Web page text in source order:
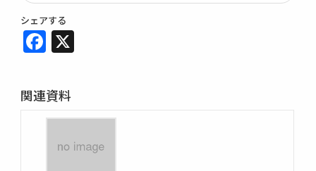
シェアする
Facebook
関連資料